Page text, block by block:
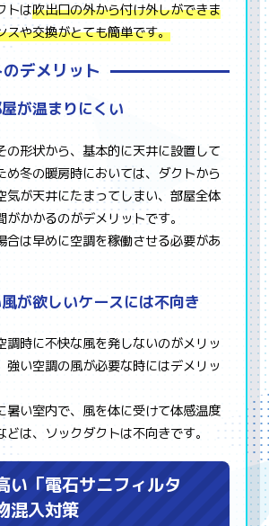
トは吹出口の外から付け外しができま
スや交換がとても簡単です。
デメリット
が温まりにくい
の形状から、基本的に天井に設置して
め冬の暖房時においては、ダクトから
気が天井にたまってしまい、部屋全体
かかるのがデメリットです。
合は早めに空調を稼働させる必要があ
が欲しいケースには不向き
調時に不快な風を発しないのがメリッ
強い空調の風が必要な時にはデメリッ
暑い室内で、風を体に受けて体感温度
は、ソックダクトは不向きです。
い「電石サニフィルタ
混入対策